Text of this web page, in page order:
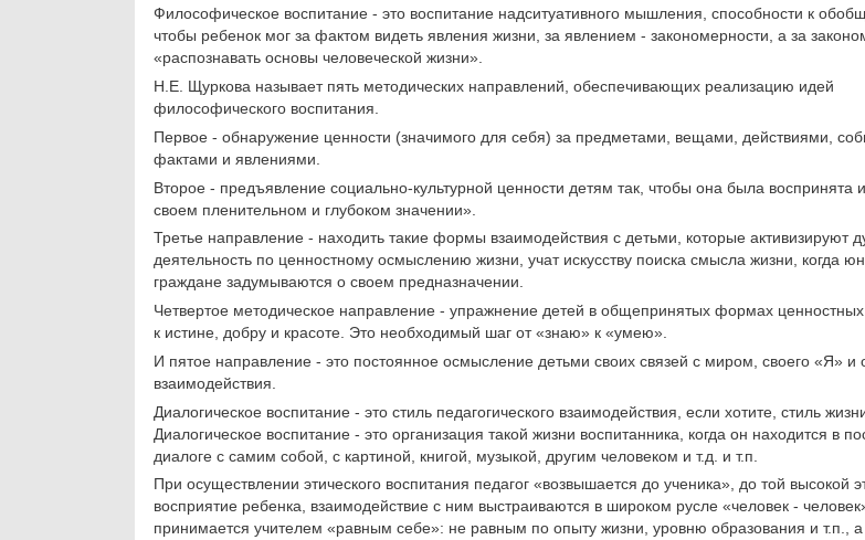
Философическое воспитание - это воспитание надситуативного мышления, способности к
чтобы ре­бенок мог за фактом видеть явления жизни, за явлением - закономерности, а за
«распознавать ос­новы человеческой жизни».
Н.Е. Щуркова называет пять методических направлений, обеспечивающих реализацию идей
философического воспитания.
Первое - обнаружение ценности (значимого для себя) за предметами, вещами, действиями,
фактами и явлениями.
Второе - предъявление социально-культурной ценности детям так, чтобы она была воспринята
своем плени­тельном и глубоком значении».
Третье направление - находить такие формы взаимодей­ствия с детьми, которые активизируют
деятель­ность по ценностному осмыслению жизни, учат искусству поиска смысла жизни, когда
граждане задумываются о своем предназначении.
Четвертое методическое направление - упражнение детей в общепринятых формах
к истине, добру и красоте. Это необходимый шаг от «знаю» к «умею».
И пятое направление - это постоянное осмысление детьми своих связей с миром, своего «Я» и
взаимодействия.
Диалогическое воспитание - это стиль педагогического взаимодействия, если хотите, стиль
Диалогическое воспитание - это организация такой жизни воспитанника, когда он находится в
диалоге с самим собой, с картиной, книгой, музыкой, другим человеком и т.д. и т.п.
При осу­ществлении этического воспитания педагог «возвышается до ученика», до той высокой
восприятие ребенка, взаимодей­ствие с ним выстраиваются в широком русле «человек -
принимается учителем «равным себе»: не равным по опыту жизни, уровню образования и т.п.,